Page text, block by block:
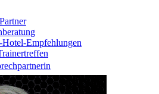
Hotel-Empfehlungen